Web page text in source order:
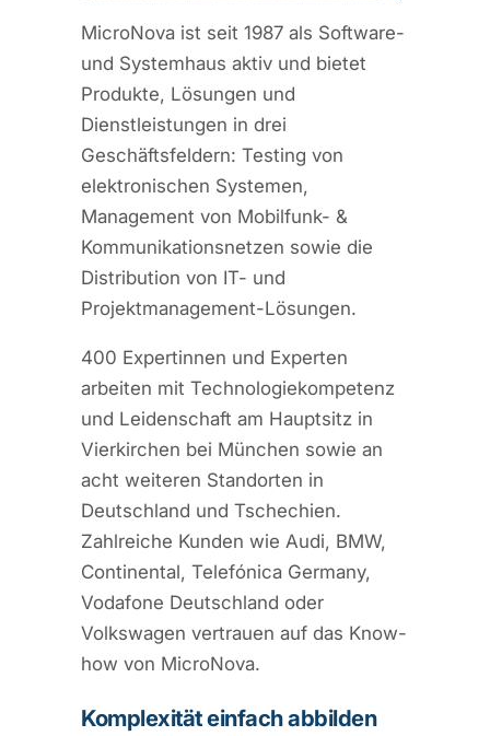
MicroNova ist seit 1987 als Software-
und Systemhaus aktiv und bietet
Produkte, Lösungen und
Dienstleistungen in drei
Geschäftsfeldern: Testing von
elektronischen Systemen,
Management von Mobilfunk- &
Kommunikationsnetzen sowie die
Distribution von IT- und
Projektmanagement-Lösungen.
400 Expertinnen und Experten
arbeiten mit Technologiekompetenz
und Leidenschaft am Hauptsitz in
Vierkirchen bei München sowie an
acht weiteren Standorten in
Deutschland und Tschechien.
Zahlreiche Kunden wie Audi, BMW,
Continental, Telefónica Germany,
Vodafone Deutschland oder
Volkswagen vertrauen auf das Know-
how von MicroNova.
Komplexität einfach abbilden